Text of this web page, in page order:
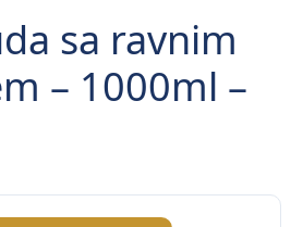
sa ravnim
– 1000ml –